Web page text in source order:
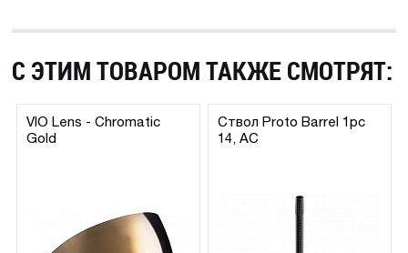
С ЭТИМ ТОВАРОМ ТАКЖЕ СМОТРЯТ:
VIO Lens - Chromatic
Gold
Ствол Proto Barrel 1pc
14, AC